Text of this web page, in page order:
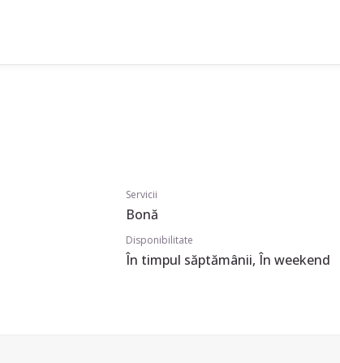
Servicii
Bonă
Disponibilitate
În timpul săptămânii, În weekend